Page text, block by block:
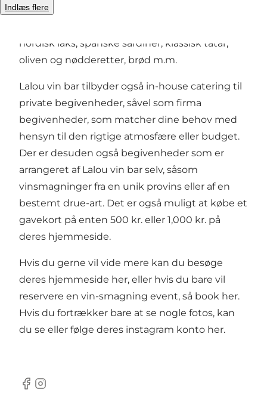
Indlæs flere
personalet hjælper gerne med at vælge.
nordisk laks, spanske sardiner, klassisk tatar,
oliven og nødderetter, brød m.m.
Lalou vin bar tilbyder også in-house catering til
private begivenheder, såvel som firma
begivenheder, som matcher dine behov med
hensyn til den rigtige atmosfære eller budget.
Der er desuden også begivenheder som er
arrangeret af Lalou vin bar selv, såsom
vinsmagninger fra en unik provins eller af en
bestemt drue-art. Det er også muligt at købe et
gavekort på enten 500 kr. eller 1,000 kr. på
deres hjemmeside.
Hvis du gerne vil vide mere kan du besøge
deres hjemmeside her, eller hvis du bare vil
reservere en vin-smagning event, så book her.
Hvis du fortrækker bare at se nogle fotos, kan
du se eller følge deres instagram konto her.
Facebook
Instagram